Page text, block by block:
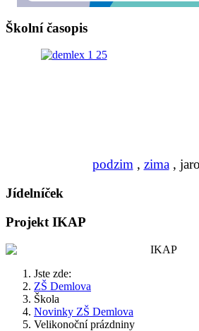
Školní časopis
podzim, zima,
Jídelníček
Projekt IKAP
Jste zde:
ZŠ Demlova
Škola
Novinky ZŠ Demlova
Velikonoční prázdniny